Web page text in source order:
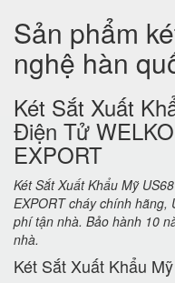
Sản phẩm
nghệ hàn
Két Sắt Xuất
Điện Tử
EXPORT
Két Sắt Xuất Khẩu Mỹ
EXPORT cháy chính
phí tận nhà. Bảo hành 10
nhà.
Két Sắt Xuất Khẩu